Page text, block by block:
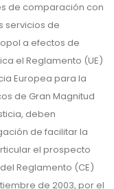
de comparación con
servicios de
a efectos de
el Reglamento (UE)
Europea para la
de Gran Magnitud
deben
de facilitar la
el prospecto
Reglamento (CE)
de 2003, por el